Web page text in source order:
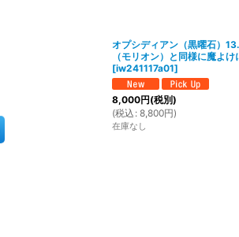
オプシディアン（黒曜石）
（モリオン）と同様に魔よ
[iw241117a01]
8,000円(税別)
(税込 : 8,800円)
在庫なし